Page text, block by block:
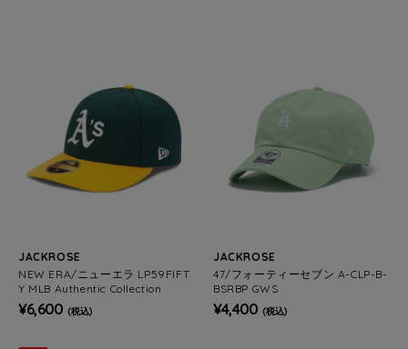
JACKROSE
NEW ERA/ニューエラ LP59FIFT
Y MLB Authentic Collection
¥6,600 (税込)
JACKROSE
47/フォーティーセブン A-CLP-B-
BSRBP GWS
¥4,400 (税込)